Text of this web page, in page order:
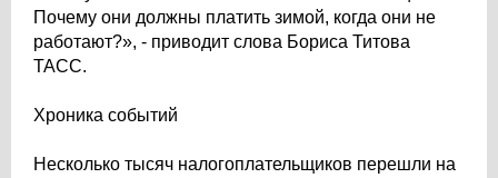
Почему они должны платить зимой, когда они не
работают?», - приводит слова Бориса Титова
ТАСС.
Хроника событий
Несколько тысяч налогоплательщиков перешли на